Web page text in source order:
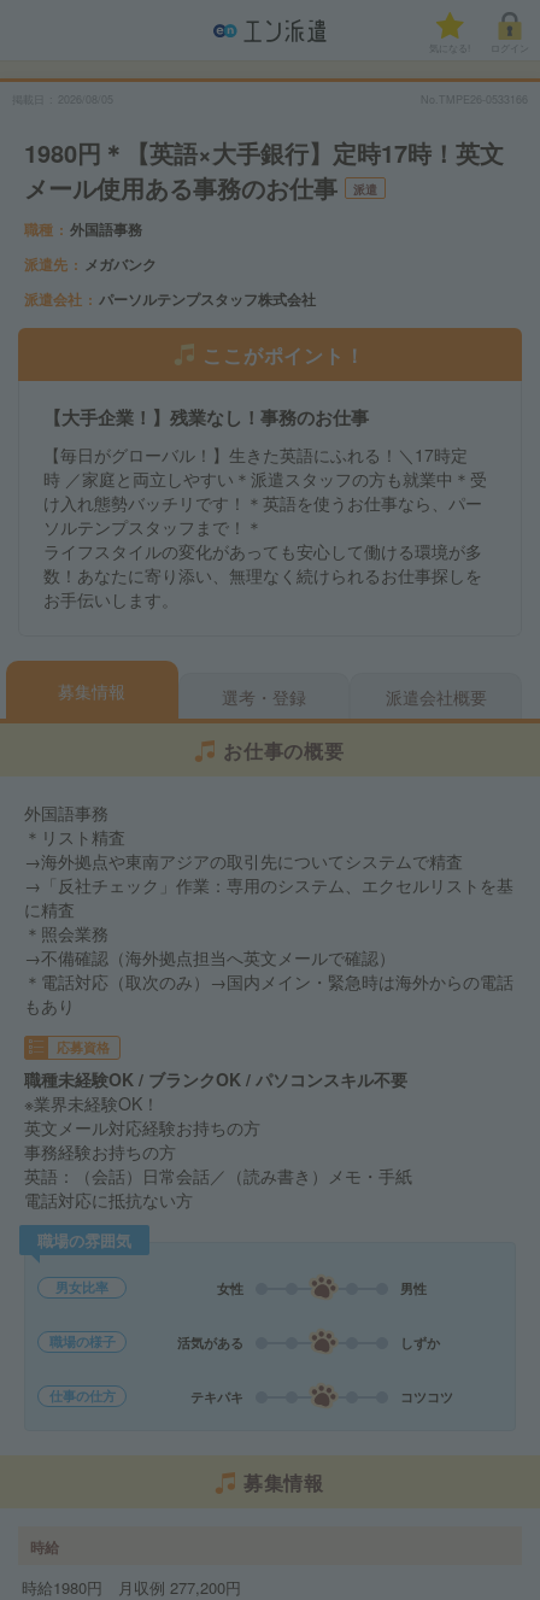
気になる!
2026/08/05 No.TMPE26-0533166
1980円＊【英語×大手銀行】定時17時！英文
メール使用ある事務のお仕事
派遣
職種
外国語事務
派遣先
メガバンク
派遣会社
パーソルテンプスタッフ株式会社
ここがポイント！
【大手企業！】残業なし！事務のお仕事
【毎日がグローバル！】生きた英語にふれる！＼17時定
時 ／家庭と両立しやすい＊派遣スタッフの方も就業中＊受
け入れ態勢バッチリです！＊英語を使うお仕事なら、パー
ソルテンプスタッフまで！＊
ライフスタイルの変化があっても安心して働ける環境が多
数！あなたに寄り添い、無理なく続けられるお仕事探しを
お手伝いします。
募集情報 選考・登録 派遣会社概要
お仕事の概要
外国語事務
＊リスト精査
→海外拠点や東南アジアの取引先についてシステムで精査
→「反社チェック」作業：専用のシステム、エクセルリストを基
に精査
＊照会業務
→不備確認（海外拠点担当へ英文メールで確認）
＊電話対応（取次のみ）→国内メイン・緊急時は海外からの電話
もあり
応募資格
職種未経験OK / ブランクOK / パソコンスキル不要
※業界未経験OK！
英文メール対応経験お持ちの方
事務経験お持ちの方
英語：（会話）日常会話／（読み書き）メモ・手紙
電話対応に抵抗ない方
職場の雰囲気
男女比率 女性 男性
職場の様子 活気がある しずか
仕事の仕方 テキパキ コツコツ
募集情報
時給
時給1980円 月収例 277,200円